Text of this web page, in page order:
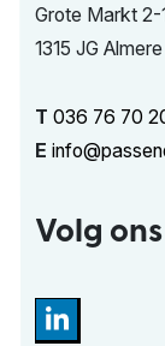
Grote Markt 2-1
1315 JG Almere
T 036 76 70
E
Volg ons